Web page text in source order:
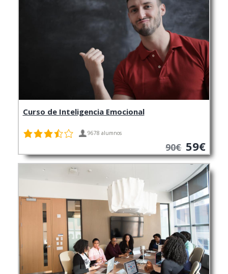
Curso de Inteligencia Emocional
9678 alumnos
90€ 59€